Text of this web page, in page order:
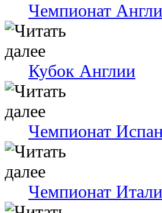
Чемпионат
Кубок Англии
Чемпионат
Чемпионат